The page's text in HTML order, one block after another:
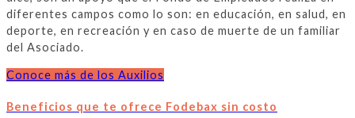
diferentes campos como lo son: en educación, en salud, en
deporte, en recreación y en caso de muerte de un familiar
del Asociado.
Conoce más de los Auxilios
Beneficios que te ofrece Fodebax sin costo